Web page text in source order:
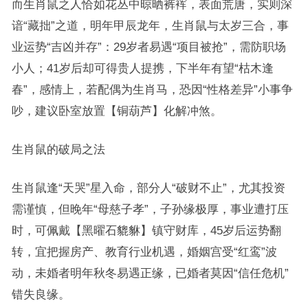
而生肖鼠之人恰如花丛中晾晒裤裈，表面荒唐，实则深
谙“藏拙”之道，明年甲辰龙年，生肖鼠与太岁三合，事
业运势“吉凶并存”：29岁者易遇“项目被抢”，需防职场
小人；41岁后却可得贵人提携，下半年有望“枯木逢
春”，感情上，若配偶为生肖马，恐因“性格差异”小事争
吵，建议卧室放置【铜葫芦】化解冲煞。
生肖鼠的破局之法
生肖鼠逢“天哭”星入命，部分人“破财不止”，尤其投资
需谨慎，但晚年“母慈子孝”，子孙缘极厚，事业遭打压
时，可佩戴【黑曜石貔貅】镇守财库，45岁后运势翻
转，宜把握房产、教育行业机遇，婚姻宫受“红鸾”波
动，未婚者明年秋冬易遇正缘，已婚者莫因“信任危机”
错失良缘。